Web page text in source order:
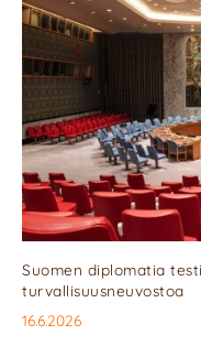
Suomen diplomatia
turvallisuusneuvostoa
16.6.2026